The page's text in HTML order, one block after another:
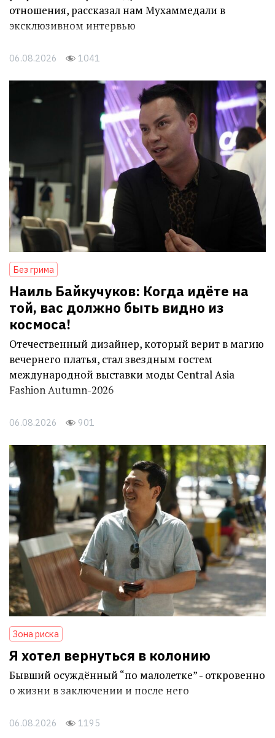
отношения, рассказал нам Мухаммедали в
эксклюзивном интервью
06.08.2026 1041
Без грима
Наиль Байкучуков: Когда идёте на
той, вас должно быть видно из
космоса!
Отечественный дизайнер, который верит в магию
вечернего платья, стал звездным гостем
международной выставки моды Central Asia
Fashion Autumn-2026
06.08.2026 901
Зона риска
Я хотел вернуться в колонию
Бывший осуждённый “по малолетке” - откровенно
о жизни в заключении и после него
06.08.2026 1195